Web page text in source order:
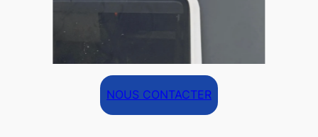
NOUS CONTACTER